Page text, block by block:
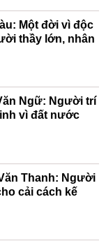
Một đời vì độc
thầy lớn, nhân
Ngữ: Người trí
vì đất nước
Thanh: Người
cải cách kế